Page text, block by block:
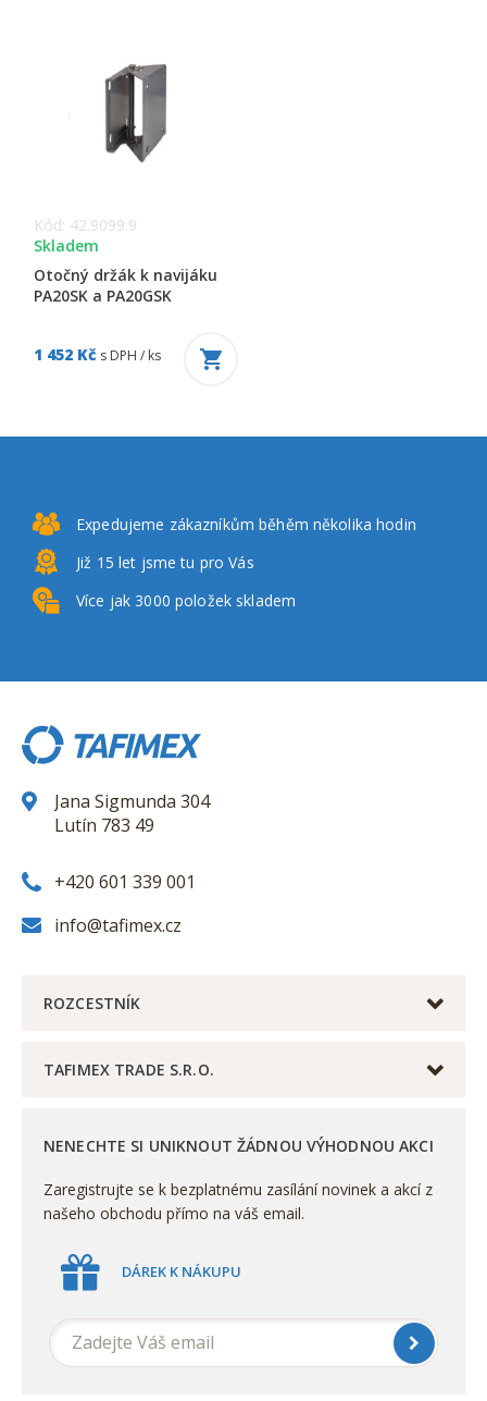
Kód: 42.9099.9
Skladem
Otočný držák k navijáku
PA20SK a PA20GSK
1 452 Kč s DPH / ks
Expedujeme zákazníkům běhěm několika hodin
Již 15 let jsme tu pro Vás
Více jak 3000 položek skladem
Jana Sigmunda 304
Lutín 783 49
+420 601 339 001
info@tafimex.cz
ROZCESTNÍK
TAFIMEX TRADE S.R.O.
NENECHTE SI UNIKNOUT ŽÁDNOU VÝHODNOU AKCI
Zaregistrujte se k bezplatnému zasílání novinek a akcí z
našeho obchodu přímo na váš email.
DÁREK K NÁKUPU